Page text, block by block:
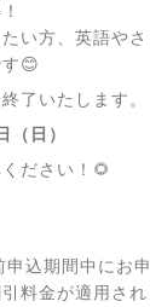
い方、英語や
😊
了いたします。
日）
ださい！🌻
込期間中にお
料金が適用され